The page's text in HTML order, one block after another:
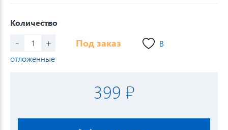
Количество
- + Под заказ
В
отложенные
399 ₽